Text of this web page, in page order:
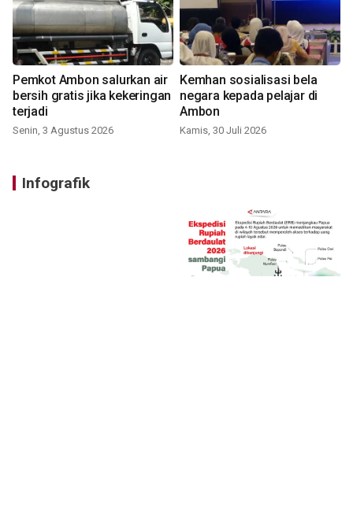
Pemkot Ambon salurkan air
bersih gratis jika kekeringan
terjadi
Senin, 3 Agustus 2026
Kemhan sosialisasi bela
negara kepada pelajar di
Ambon
Kamis, 30 Juli 2026
Infografik